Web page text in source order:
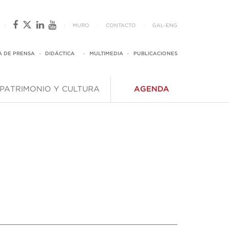
· · MURO · CONTACTO · GAL- ENG
DE PRENSA · DIDÁCTICA · MULTIMEDIA · PUBLICACIONES
PATRIMONIO Y CULTURA AGENDA